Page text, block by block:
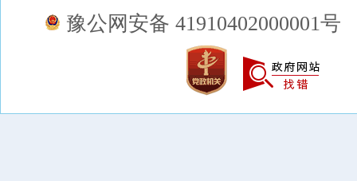
豫公网安备 41910402000001号